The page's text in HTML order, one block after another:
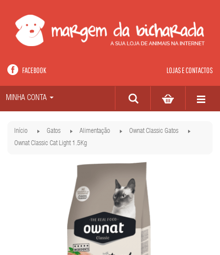
LOJAS E CONTACTOS
FACEBOOK
MINHA CONTA
Início Gatos Alimentação
Ownat Classic Gatos
Ownat Classic Cat Light 1.5Kg